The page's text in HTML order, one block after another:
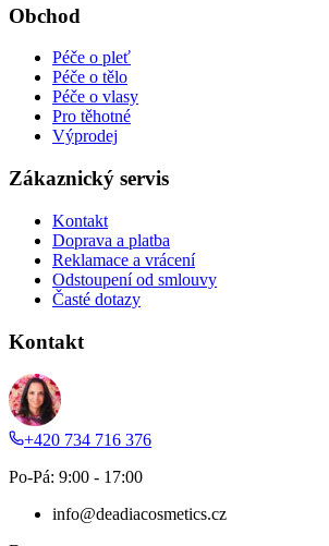
Obchod
Péče o pleť
Péče o tělo
Péče o vlasy
Pro těhotné
Výprodej
Zákaznický servis
Kontakt
Doprava a platba
Reklamace a vrácení
Odstoupení od smlouvy
Časté dotazy
Kontakt
+420 734 716 376
Po-Pá: 9:00 - 17:00
info@deadiacosmetics.cz